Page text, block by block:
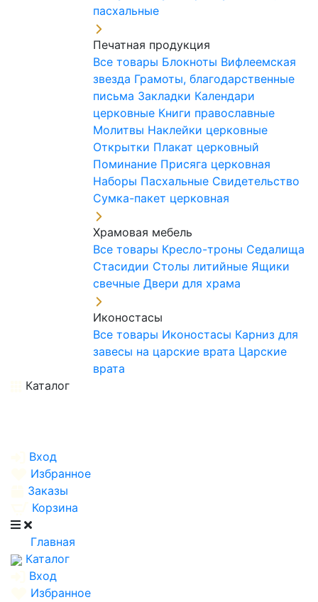
пасхальные
Печатная продукция
Все товары Блокноты Вифлеемская
звезда Грамоты, благодарственные
письма Закладки Календари
церковные Книги православные
Молитвы Наклейки церковные
Открытки Плакат церковный
Поминание Присяга церковная
Наборы Пасхальные Свидетельство
Сумка-пакет церковная
Храмовая мебель
Все товары Кресло-троны Седалища
Стасидии Столы литийные Ящики
свечные Двери для храма
Иконостасы
Все товары Иконостасы Карниз для
завесы на царские врата Царские
врата
Каталог
Вход
Избранное
Заказы
Корзина
Главная
Каталог
Вход
Избранное